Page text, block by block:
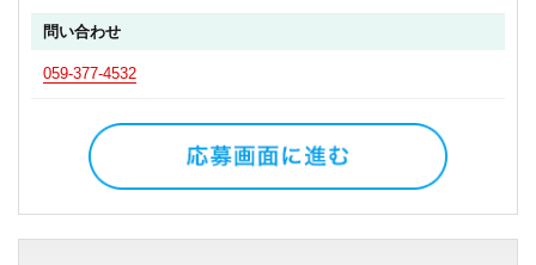
問い合わせ
059-377-4532